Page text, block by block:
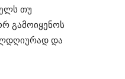
თუ
გამოიყენოს
და